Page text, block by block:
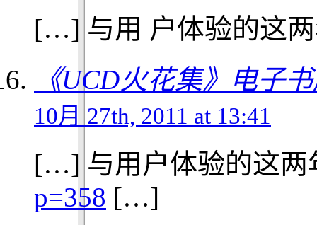
[…] 与用 户体验的这
《UCD火花集》电子
10月 27th, 2011 at 13:41
[…] 与用户体验的这
p=358 […]